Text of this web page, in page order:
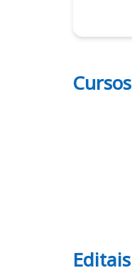
Cursos
Editais
Editais